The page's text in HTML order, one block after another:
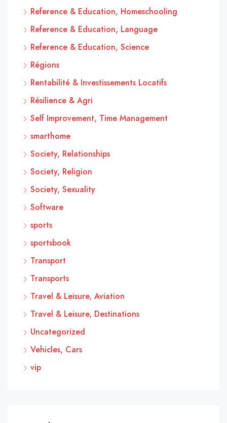
Reference & Education, Homeschooling
Reference & Education, Language
Reference & Education, Science
Régions
Rentabilité & Investissements Locatifs
Résilience & Agri
Self Improvement, Time Management
smarthome
Society, Relationships
Society, Religion
Society, Sexuality
Software
sports
sportsbook
Transport
Transports
Travel & Leisure, Aviation
Travel & Leisure, Destinations
Uncategorized
Vehicles, Cars
vip